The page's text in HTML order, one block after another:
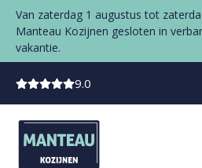
naar
inhoud
Van zaterdag 1 augustus tot
Manteau Kozijnen gesloten in
vakantie.
9.0